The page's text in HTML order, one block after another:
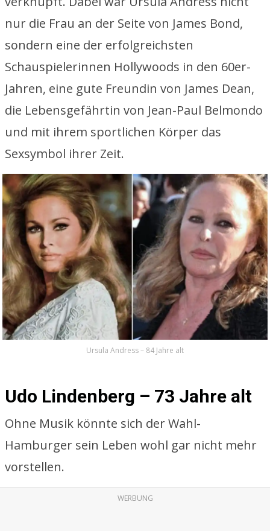
nur die Frau an der Seite von James Bond,
sondern eine der erfolgreichsten
Schauspielerinnen Hollywoods in den 60er-
Jahren, eine gute Freundin von James Dean,
die Lebensgefährtin von Jean-Paul Belmondo
und mit ihrem sportlichen Körper das
Sexsymbol ihrer Zeit.
Ursula Andress – 84 Jahre alt
Udo Lindenberg – 73 Jahre alt
Ohne Musik könnte sich der Wahl-
Hamburger sein Leben wohl gar nicht mehr
vorstellen.
WERBUNG